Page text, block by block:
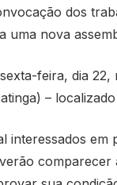
dos
uma nova
feira, dia 22,
–
interessados
comparecer